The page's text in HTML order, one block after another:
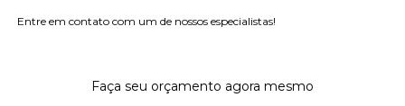
Entre em contato com um de nossos especialistas!
Faça seu orçamento agora mesmo